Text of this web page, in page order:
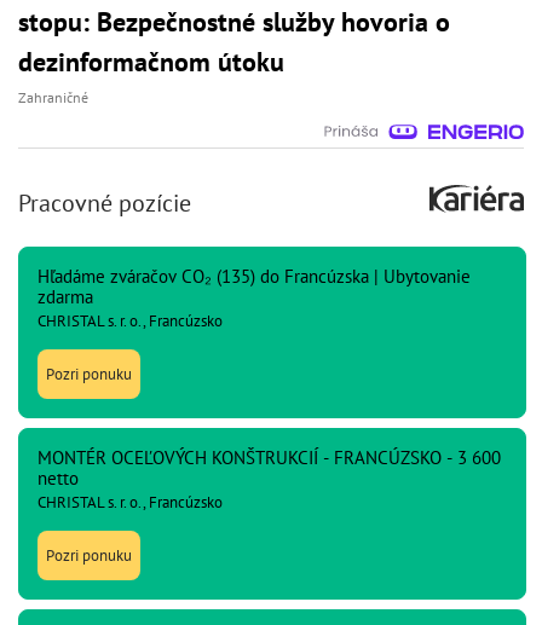
stopu: Bezpečnostné služby hovoria o
dezinformačnom útoku
Zahraničné
Pracovné pozície
Hľadáme zváračov CO₂ (135) do Francúzska | Ubytovanie
zdarma
CHRISTAL s. r. o., Francúzsko
Pozri ponuku
MONTÉR OCEĽOVÝCH KONŠTRUKCIÍ - FRANCÚZSKO - 3 600
netto
CHRISTAL s. r. o., Francúzsko
Pozri ponuku